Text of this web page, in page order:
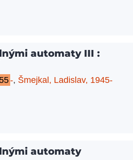
automaty III :
-, Šmejkal, Ladislav, 1945-
automaty